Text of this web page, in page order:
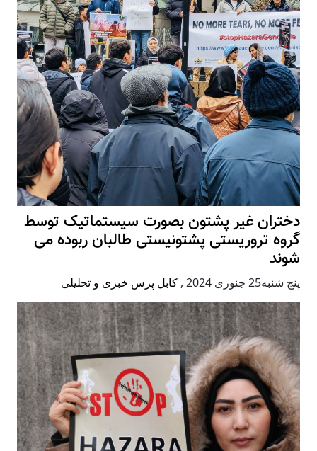
دختران غیر پشتون بصورت سیستماتیک توسط
گروه تروریستی پشتونیستی طالبان ربوده می
شوند
پنج شنبه25 جنوری 2024 , کابل پرس خبری و تحلیلی